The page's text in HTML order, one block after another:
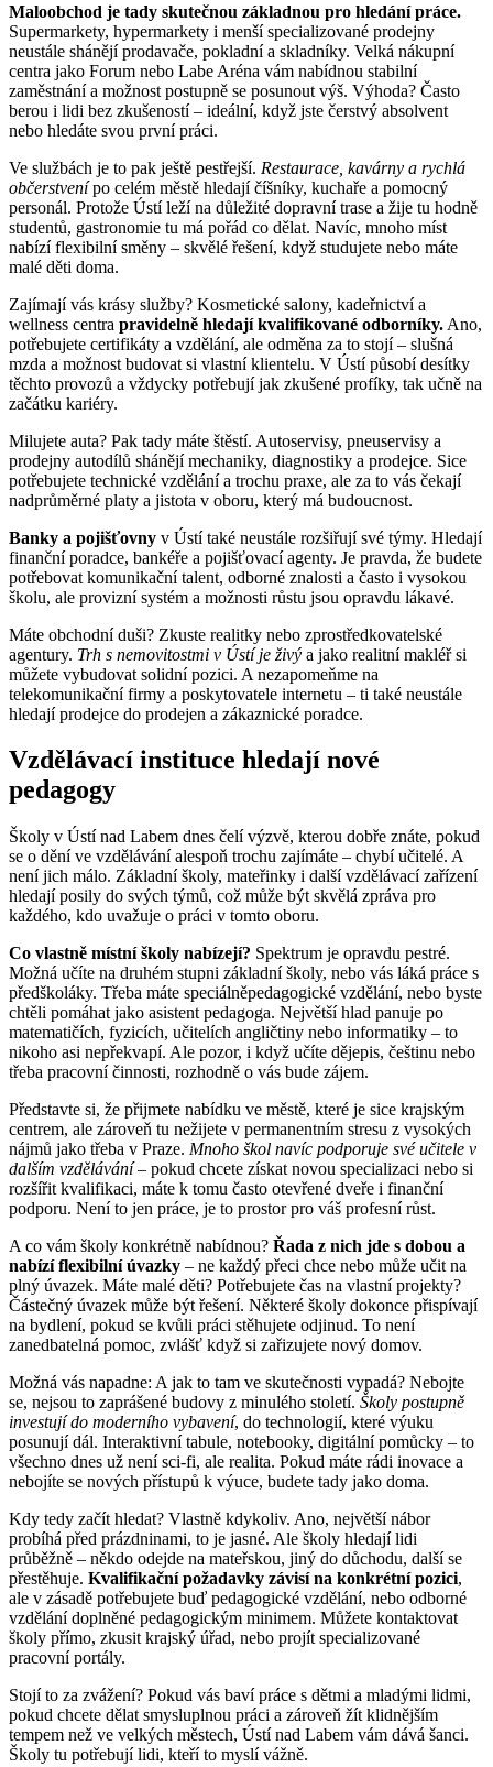
Maloobchod je tady skutečnou základnou pro hledání práce.
Supermarkety, hypermarkety i menší specializované prodejny
neustále shánějí prodavače, pokladní a skladníky. Velká nákupní
centra jako Forum nebo Labe Aréna vám nabídnou stabilní
zaměstnání a možnost postupně se posunout výš. Výhoda? Často
berou i lidi bez zkušeností – ideální, když jste čerstvý absolvent
nebo hledáte svou první práci.
Ve službách je to pak ještě pestřejší. Restaurace, kavárny a rychlá
občerstvenípo celém městě hledají číšníky, kuchaře a pomocný
personál. Protože Ústí leží na důležité dopravní trase a žije tu hodně
studentů, gastronomie tu má pořád co dělat. Navíc, mnoho míst
nabízí flexibilní směny – skvělé řešení, když studujete nebo máte
malé děti doma.
Zajímají vás krásy služby? Kosmetické salony, kadeřnictví a
wellness centra pravidelně hledají kvalifikované odborníky. Ano,
potřebujete certifikáty a vzdělání, ale odměna za to stojí – slušná
mzda a možnost budovat si vlastní klientelu. V Ústí působí desítky
těchto provozů a vždycky potřebují jak zkušené profíky, tak učně na
začátku kariéry.
Milujete auta? Pak tady máte štěstí. Autoservisy, pneuservisy a
prodejny autodílů shánějí mechaniky, diagnostiky a prodejce. Sice
potřebujete technické vzdělání a trochu praxe, ale za to vás čekají
nadprůměrné platy a jistota v oboru, který má budoucnost.
Banky a pojišťovny v Ústí také neustále rozšiřují své týmy. Hledají
finanční poradce, bankéře a pojišťovací agenty. Je pravda, že budete
potřebovat komunikační talent, odborné znalosti a často i vysokou
školu, ale provizní systém a možnosti růstu jsou opravdu lákavé.
Máte obchodní duši? Zkuste realitky nebo zprostředkovatelské
agentury. Trh s nemovitostmi v Ústí je živý a jako realitní makléř si
můžete vybudovat solidní pozici. A nezapomeňme na
telekomunikační firmy a poskytovatele internetu – ti také neustále
hledají prodejce do prodejen a zákaznické poradce.
Vzdělávací instituce hledají nové
pedagogy
Školy v Ústí nad Labem dnes čelí výzvě, kterou dobře znáte, pokud
se o dění ve vzdělávání alespoň trochu zajímáte – chybí učitelé. A
není jich málo. Základní školy, mateřinky i další vzdělávací zařízení
hledají posily do svých týmů, což může být skvělá zpráva pro
každého, kdo uvažuje o práci v tomto oboru.
Co vlastně místní školy nabízejí? Spektrum je opravdu pestré.
Možná učíte na druhém stupni základní školy, nebo vás láká práce s
předškoláky. Třeba máte speciálněpedagogické vzdělání, nebo byste
chtěli pomáhat jako asistent pedagoga. Největší hlad panuje po
matematičích, fyzicích, učitelích angličtiny nebo informatiky – to
nikoho asi nepřekvapí. Ale pozor, i když učíte dějepis, češtinu nebo
třeba pracovní činnosti, rozhodně o vás bude zájem.
Představte si, že přijmete nabídku ve městě, které je sice krajským
centrem, ale zároveň tu nežijete v permanentním stresu z vysokých
nájmů jako třeba v Praze. Mnoho škol navíc podporuje své učitele v
dalším vzdělávání– pokud chcete získat novou specializaci nebo si
rozšířit kvalifikaci, máte k tomu často otevřené dveře i finanční
podporu. Není to jen práce, je to prostor pro váš profesní růst.
A co vám školy konkrétně nabídnou? Řada z nich jde s dobou a
nabízí flexibilní úvazky – ne každý přeci chce nebo může učit na
plný úvazek. Máte malé děti? Potřebujete čas na vlastní projekty?
Částečný úvazek může být řešení. Některé školy dokonce přispívají
na bydlení, pokud se kvůli práci stěhujete odjinud. To není
zanedbatelná pomoc, zvlášť když si zařizujete nový domov.
Možná vás napadne: A jak to tam ve skutečnosti vypadá? Nebojte
se, nejsou to zaprášené budovy z minulého století. Školy postupně
investují do moderního vybavení, do technologií, které výuku
posunují dál. Interaktivní tabule, notebooky, digitální pomůcky – to
všechno dnes už není sci-fi, ale realita. Pokud máte rádi inovace a
nebojíte se nových přístupů k výuce, budete tady jako doma.
Kdy tedy začít hledat? Vlastně kdykoliv. Ano, největší nábor
probíhá před prázdninami, to je jasné. Ale školy hledají lidi
průběžně – někdo odejde na mateřskou, jiný do důchodu, další se
přestěhuje. Kvalifikační požadavky závisí na konkrétní pozici,
ale v zásadě potřebujete buď pedagogické vzdělání, nebo odborné
vzdělání doplněné pedagogickým minimem. Můžete kontaktovat
školy přímo, zkusit krajský úřad, nebo projít specializované
pracovní portály.
Stojí to za zvážení? Pokud vás baví práce s dětmi a mladými lidmi,
pokud chcete dělat smysluplnou práci a zároveň žít klidnějším
tempem než ve velkých městech, Ústí nad Labem vám dává šanci.
Školy tu potřebují lidi, kteří to myslí vážně.